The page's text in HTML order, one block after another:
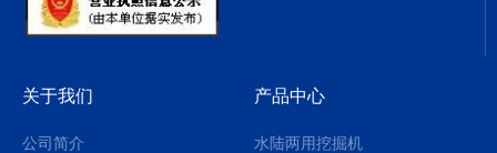
公司简介
关于我们
水陆两用挖掘机
产品中心